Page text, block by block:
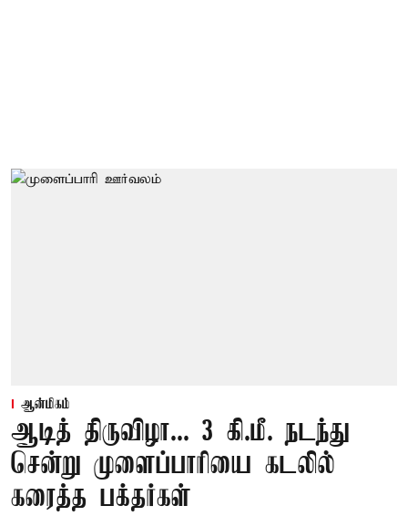
ஆன்மிகம்
ஆடித் திருவிழா... 3 கி.மீ. நடந்து
சென்று முளைப்பாரியை கடலில்
கரைத்த பக்தர்கள்